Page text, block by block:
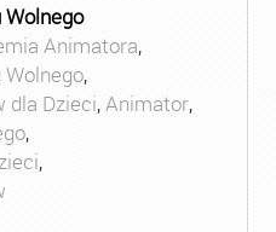
Animatora,
,
dla Dzieci,Animator,
,
,